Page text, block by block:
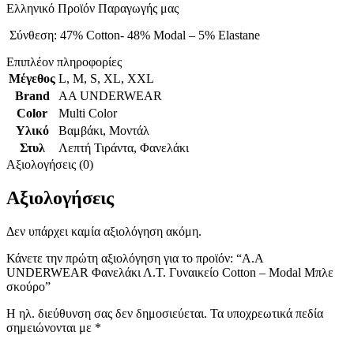
Ελληνικό Προϊόν Παραγωγής μας
Σύνθεση: 47% Cotton- 48% Modal – 5% Elastane
Επιπλέον πληροφορίες
Μέγεθος L, M, S, XL, XXL
Brand
AA UNDERWEAR
Color
Multi Color
Υλικό
Βαμβάκι, Μοντάλ
Στυλ
Λεπτή Τιράντα, Φανελάκι
Αξιολογήσεις (0)
Αξιολογήσεις
Δεν υπάρχει καμία αξιολόγηση ακόμη.
Κάνετε την πρώτη αξιολόγηση για το προϊόν: “Α.A
UNDERWEAR Φανελάκι Λ.Τ. Γυναικείο Cotton – Modal Μπλε
σκούρο”
Η ηλ. διεύθυνση σας δεν δημοσιεύεται. Τα υποχρεωτικά πεδία
σημειώνονται με *